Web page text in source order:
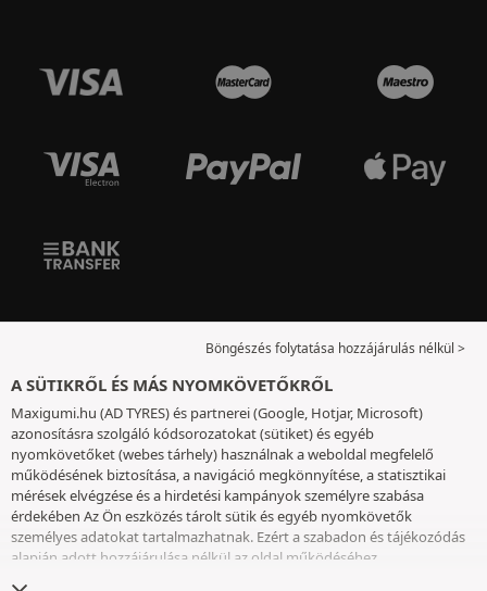
Böngészés folytatása hozzájárulás nélkül >
A SÜTIKRŐL ÉS MÁS NYOMKÖVETŐKRŐL
Maxigumi.hu (AD TYRES) és partnerei (Google, Hotjar, Microsoft)
azonosításra szolgáló kódsorozatokat (sütiket) és egyéb
nyomkövetőket (webes tárhely) használnak a weboldal megfelelő
működésének biztosítása, a navigáció megkönnyítése, a statisztikai
mérések elvégzése és a hirdetési kampányok személyre szabása
érdekében Az Ön eszközés tárolt sütik és egyéb nyomkövetők
személyes adatokat tartalmazhatnak. Ezért a szabadon és tájékozódás
alapján adott hozzájárulása nélkül az oldal működéséhez